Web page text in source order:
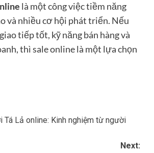
là một công việc tiềm năng
và nhiều cơ hội phát triển. Nếu
tiếp tốt, kỹ năng bán hàng và
thì sale online là một lựa chọn
Tá Lả online: Kinh nghiệm từ người
Next: